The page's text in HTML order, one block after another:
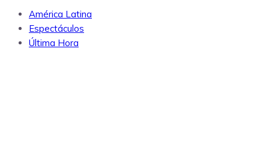
América Latina
Espectáculos
Última Hora